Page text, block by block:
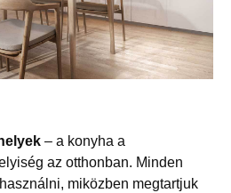
– a konyha a
az otthonban. Minden
miközben megtartjuk